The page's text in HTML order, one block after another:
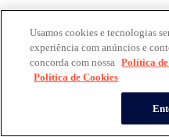
Usamos cookies e tecnologias
experiência com anúncios e
concorda com nossa Política
Política de Cookies